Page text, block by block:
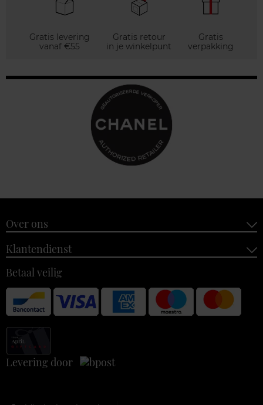
Gratis levering
vanaf €55
Gratis retour
in je winkelpunt
Gratis
verpakking
Over ons
Klantendienst
Betaal veilig
Levering door